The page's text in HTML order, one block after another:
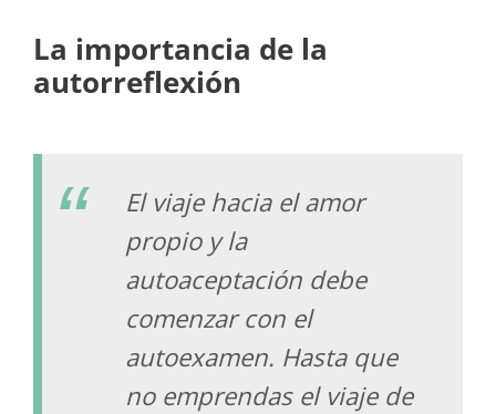
La importancia de la
autorreflexión
El viaje hacia el amor
propio y la
autoaceptación debe
comenzar con el
autoexamen. Hasta que
no emprendas el viaje de